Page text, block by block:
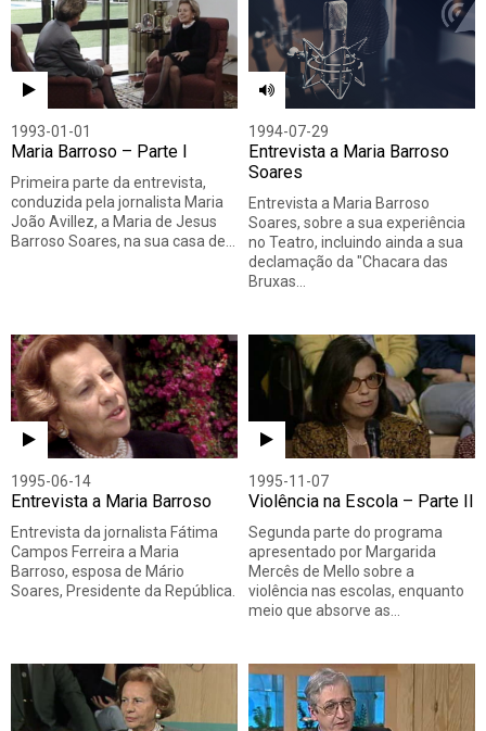
1993-01-01
Maria Barroso – Parte I
Primeira parte da entrevista,
conduzida pela jornalista Maria
João Avillez, a Maria de Jesus
Barroso Soares, na sua casa de…
1994-07-29
Entrevista a Maria Barroso
Soares
Entrevista a Maria Barroso
Soares, sobre a sua experiência
no Teatro, incluindo ainda a sua
declamação da "Chacara das
Bruxas…
1995-06-14
Entrevista a Maria Barroso
Entrevista da jornalista Fátima
Campos Ferreira a Maria
Barroso, esposa de Mário
Soares, Presidente da República.
1995-11-07
Violência na Escola – Parte II
Segunda parte do programa
apresentado por Margarida
Mercês de Mello sobre a
violência nas escolas, enquanto
meio que absorve as…